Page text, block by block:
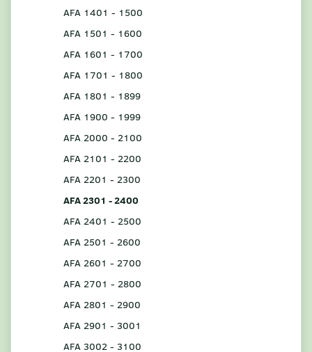
AFA 1401 - 1500
AFA 1501 - 1600
AFA 1601 - 1700
AFA 1701 - 1800
AFA 1801 - 1899
AFA 1900 - 1999
AFA 2000 - 2100
AFA 2101 - 2200
AFA 2201 - 2300
AFA 2301 - 2400
AFA 2401 - 2500
AFA 2501 - 2600
AFA 2601 - 2700
AFA 2701 - 2800
AFA 2801 - 2900
AFA 2901 - 3001
AFA 3002 - 3100